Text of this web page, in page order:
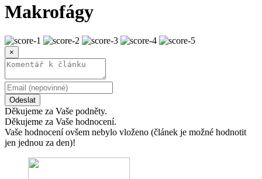
Makrofágy
×
Odeslat
Děkujeme za Vaše podněty.
Děkujeme za Vaše hodnocení.
Vaše hodnocení ovšem nebylo vloženo (článek je možné hodnotit
jen jednou za den)!